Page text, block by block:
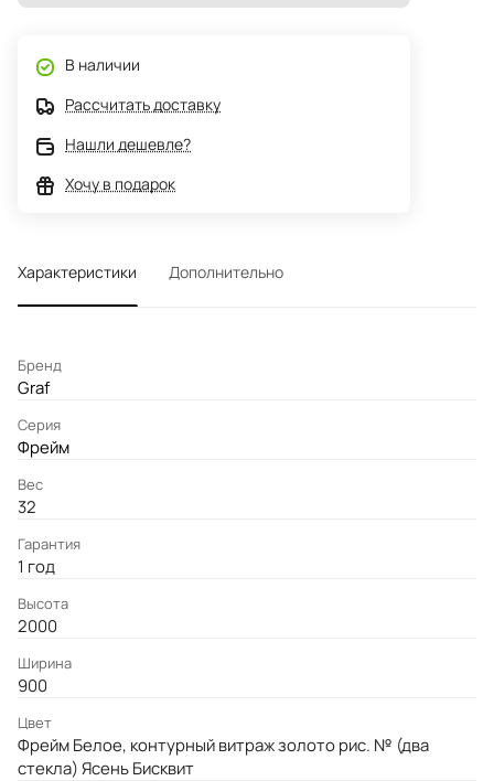
В наличии
Рассчитать доставку
Нашли дешевле?
Хочу в подарок
Характеристики Дополнительно
Бренд
Graf
Серия
Фрейм
Вес
32
Гарантия
1 год
Высота
2000
Ширина
900
Цвет
Фрейм Белое, контурный витраж золото рис. № (два
стекла) Ясень Бисквит